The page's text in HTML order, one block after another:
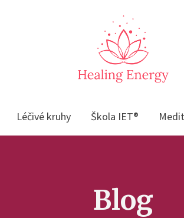
Léčivé kruhy Škola IET®
Blog